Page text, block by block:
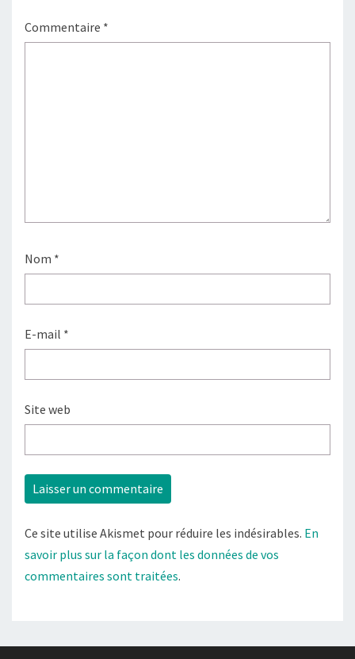
Commentaire *
Nom *
E-mail *
Site web
Ce site utilise Akismet pour réduire les indésirables. En
savoir plus sur la façon dont les données de vos
commentaires sont traitées.